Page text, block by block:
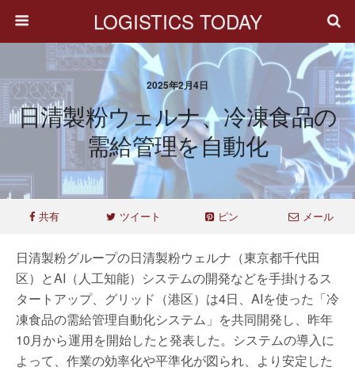
LOGISTICS TODAY
2025年2月4日
日清製粉ウェルナ、冷凍食品の
需給管理を自動化
共有 ツイート ピン メール
日清製粉グループの日清製粉ウェルナ（東京都千代田
区）とAI（人工知能）システムの開発などを手掛けるス
タートアップ、グリッド（港区）は4日、AIを使った「冷
凍食品の需給管理自動化システム」を共同開発し、昨年
10月から運用を開始したと発表した。システムの導入に
よって、作業の効率化や平準化が図られ、より安定した